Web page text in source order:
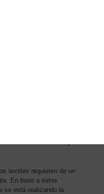
textiles requieren de un
En base a estos
se está realizando la